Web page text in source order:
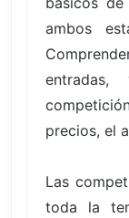
ambos
precios, el
Las
toda la